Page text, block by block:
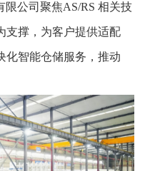
公司聚焦AS/RS 相关技
支撑，为客户提供适配
化智能仓储服务，推动